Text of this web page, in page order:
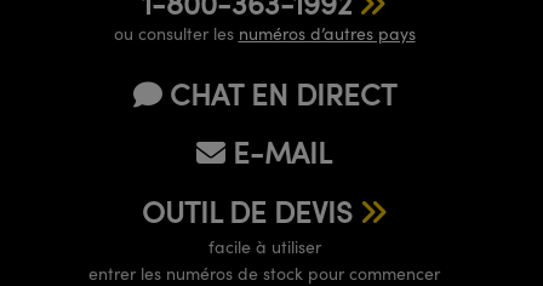
ou consulter les numéros d’autres pays
CHAT EN DIRECT
E-MAIL
OUTIL DE DEVIS
facile à utiliser
entrer les numéros de stock pour commencer